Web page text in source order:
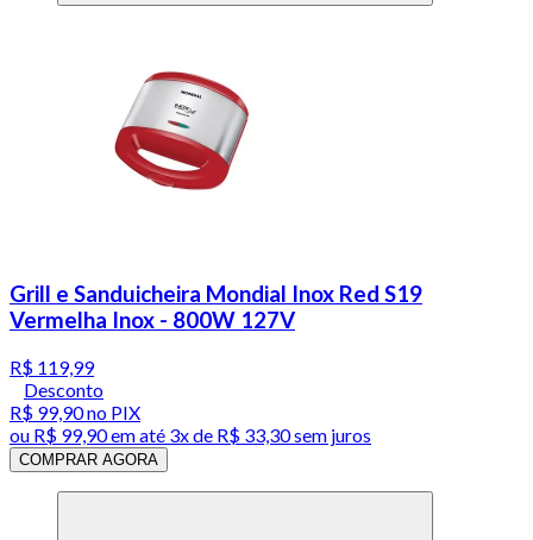
Grill e Sanduicheira Mondial Inox Red S19
Vermelha Inox - 800W 127V
R$ 119,99
Desconto
R$ 99,90no PIX
ou R$ 99,90em até 3x de R$ 33,30 sem juros
COMPRAR AGORA